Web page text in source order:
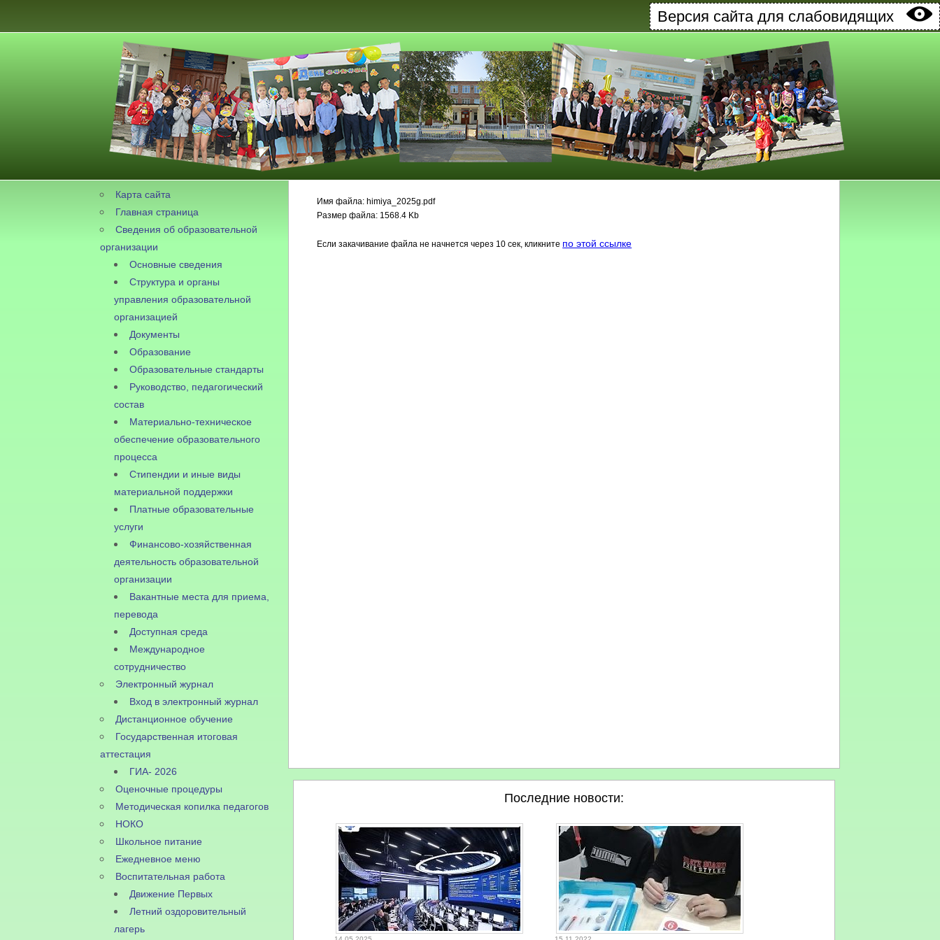
Версия сайта для слабовидящих
Карта сайта
Главная страница
Сведения об образовательной
организации
Основные сведения
Структура и органы
управления образовательной
организацией
Документы
Образование
Образовательные стандарты
Руководство, педагогический
состав
Материально-техническое
обеспечение образовательного
процесса
Стипендии и иные виды
материальной поддержки
Платные образовательные
услуги
Финансово-хозяйственная
деятельность образовательной
организации
Вакантные места для приема,
перевода
Доступная среда
Международное
сотрудничество
Электронный журнал
Вход в электронный журнал
Дистанционное обучение
Государственная итоговая
аттестация
ГИА- 2026
Оценочные процедуры
Методическая копилка педагогов
НОКО
Школьное питание
Ежедневное меню
Воспитательная работа
Движение Первых
Летний оздоровительный
лагерь
Имя файла: himiya_2025g.pdf
Размер файла: 1568.4 Kb
Если закачивание файла не начнется через 10 сек, кликните по этой ссылке
Последние новости: